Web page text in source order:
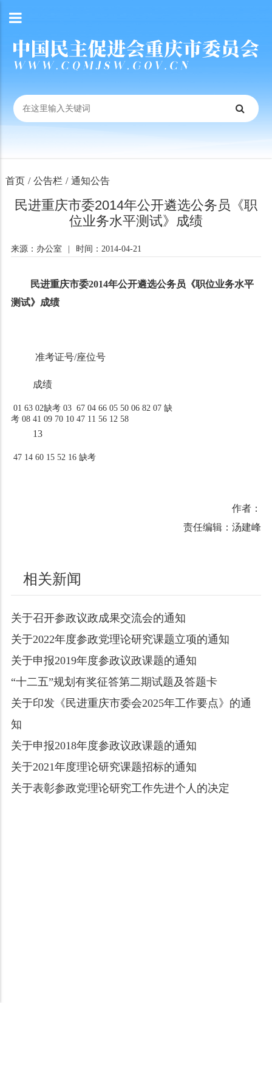
首页 / 公告栏 / 通知公告
民进重庆市委2014年公开遴选公务员《职
位业务水平测试》成绩
来源：办公室 时间：2014-04-21
民进重庆市委2014年公开遴选公务员 《职位业务水平
测试》成绩
准考证号/座位号
成绩
01 63 02缺考 03 67 04 66 05 50 06 82 07 缺
考 08 41 09 70 10 47 11 56 12 58
13
47 14 60 15 52 16 缺考
作者：
责任编辑：汤建峰
相关新闻
关于召开参政议政成果交流会的通知
关于2022年度参政党理论研究课题立项的通知
关于申报2019年度参政议政课题的通知
“十二五”规划有奖征答第二期试题及答题卡
关于印发《民进重庆市委会2025年工作要点》的通
知
关于申报2018年度参政议政课题的通知
关于2021年度理论研究课题招标的通知
关于表彰参政党理论研究工作先进个人的决定